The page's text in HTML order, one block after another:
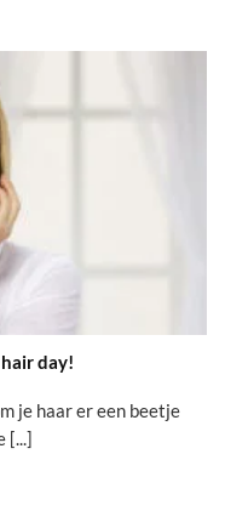
day!
je haar er een beetje
[...]